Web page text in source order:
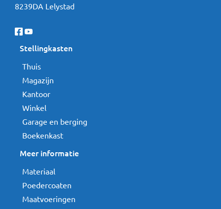
8239DA Lelystad
Stellingkasten
Thuis
Magazijn
Kantoor
Winkel
Garage en berging
Boekenkast
Meer informatie
Materiaal
Poedercoaten
Maatvoeringen